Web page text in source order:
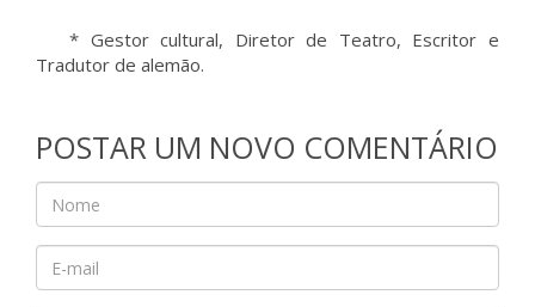
* Gestor cultural, Diretor de Teatro, Escritor e
Tradutor de alemão.
POSTAR UM NOVO COMENTÁRIO